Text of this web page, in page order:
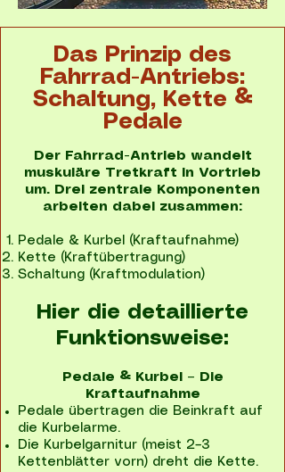
Das Prinzip des
Fahrrad-Antriebs:
Schaltung, Kette &
Pedale
Der Fahrrad-Antrieb wandelt
muskuläre Tretkraft in Vortrieb
um. Drei zentrale Komponenten
arbeiten dabei zusammen:
Pedale & Kurbel (Kraftaufnahme)
Kette (Kraftübertragung)
Schaltung (Kraftmodulation)
Hier die detaillierte
Funktionsweise:
Pedale & Kurbel – Die
Kraftaufnahme
Pedale übertragen die Beinkraft auf
die Kurbelarme.
Die Kurbelgarnitur (meist 2–3
Kettenblätter vorn) dreht die Kette.